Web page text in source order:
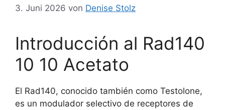
3. Juni 2026 von Denise Stolz
Introducción al Rad140
10 10 Acetato
El Rad140, conocido también como Testolone,
es un modulador selectivo de receptores de